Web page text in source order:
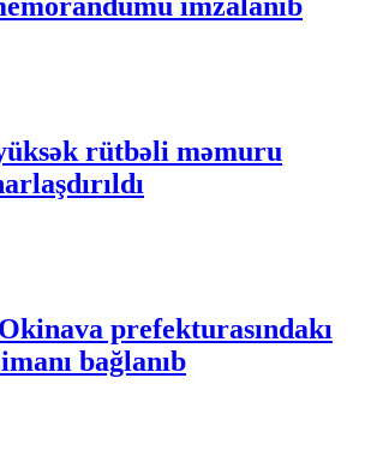
imzalanıb
rütbəli məmuru
prefekturasındakı
bağlanıb